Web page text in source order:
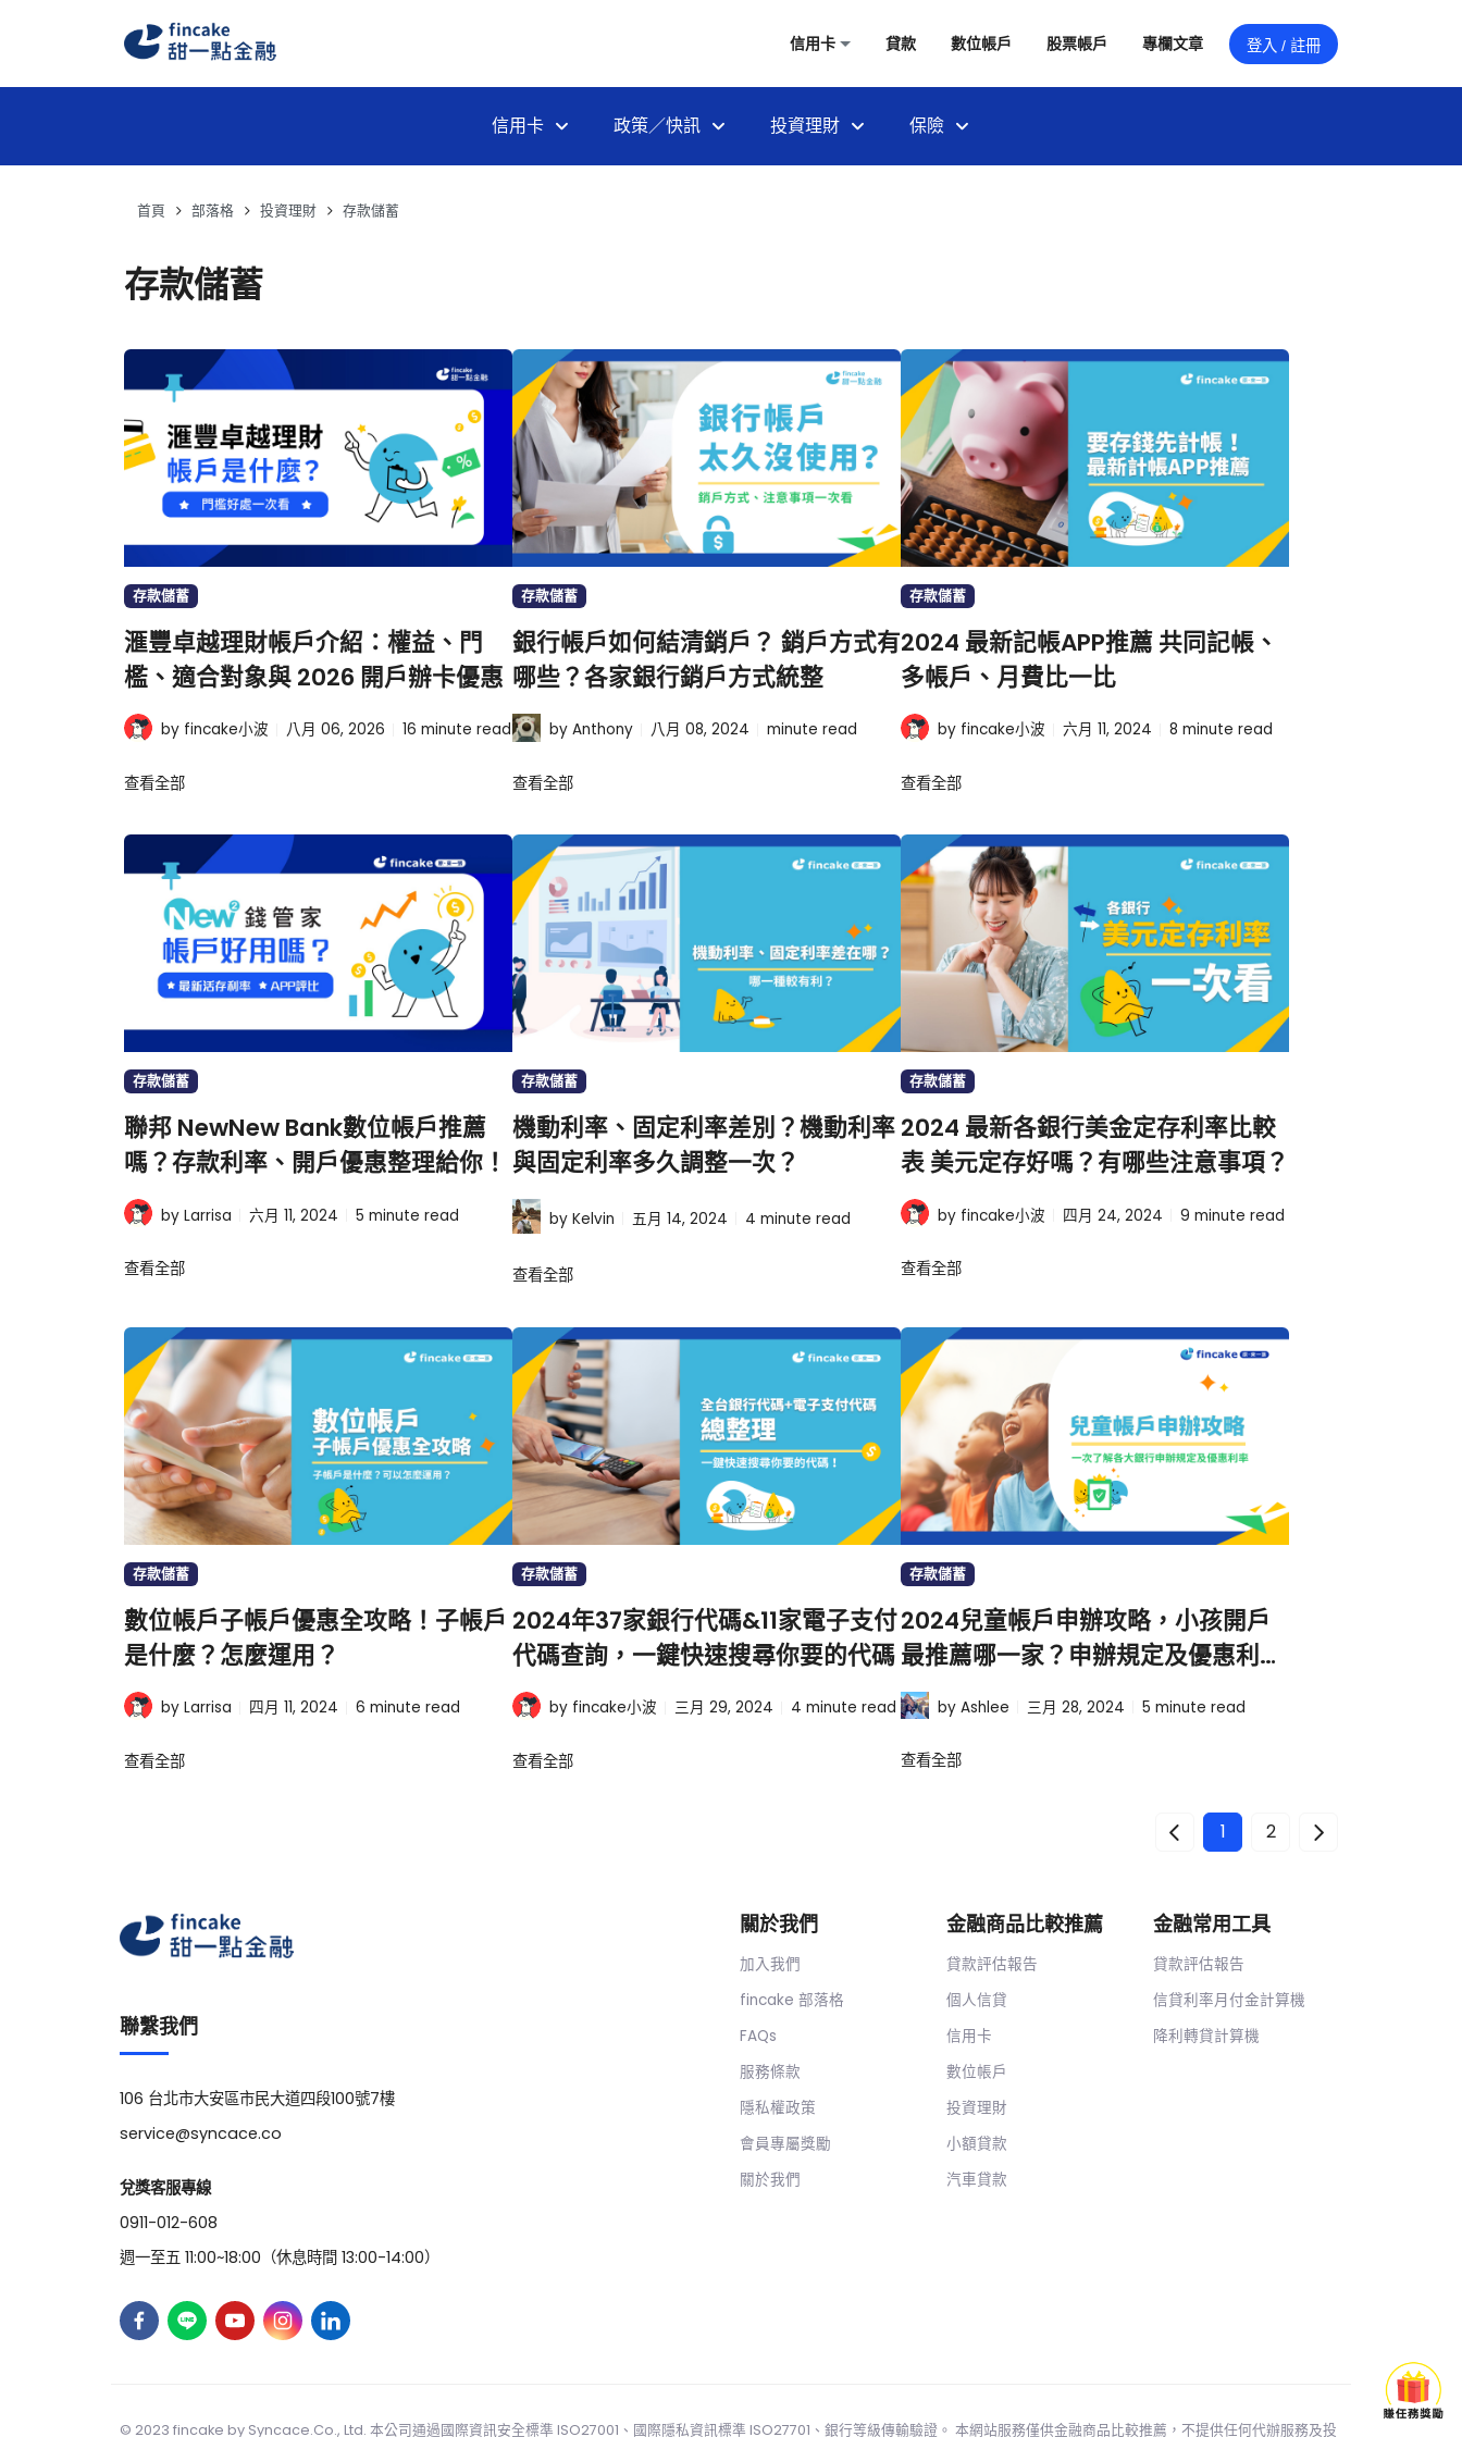
信用卡 貸款 數位帳戶 股票帳戶 專欄文章 登入 / 註冊
信用卡 政策／快訊 投資理財 保險
首頁 部落格 投資理財 存款儲蓄
存款儲蓄
存款儲蓄
滙豐卓越理財帳戶介紹：權益、門
檻、適合對象與 2026 開戶辦卡優惠
by fincake小波 八月 06, 2026 16 minute read
查看全部
存款儲蓄
銀行帳戶如何結清銷戶？ 銷戶方式有
哪些？各家銀行銷戶方式統整
by Anthony 八月 08, 2024 minute read
查看全部
存款儲蓄
2024 最新記帳APP推薦 共同記帳、
多帳戶、月費比一比
by fincake小波 六月 11, 2024 8 minute read
查看全部
存款儲蓄
聯邦 NewNew Bank數位帳戶推薦
嗎？存款利率、開戶優惠整理給你！
by Larrisa 六月 11, 2024 5 minute read
查看全部
存款儲蓄
機動利率、固定利率差別？機動利率
與固定利率多久調整一次？
by Kelvin 五月 14, 2024 4 minute read
查看全部
存款儲蓄
2024 最新各銀行美金定存利率比較
表 美元定存好嗎？有哪些注意事項？
by fincake小波 四月 24, 2024 9 minute read
查看全部
存款儲蓄
數位帳戶子帳戶優惠全攻略！子帳戶
是什麼？怎麼運用？
by Larrisa 四月 11, 2024 6 minute read
查看全部
存款儲蓄
2024年37家銀行代碼&11家電子支付
代碼查詢，一鍵快速搜尋你要的代碼
by fincake小波 三月 29, 2024 4 minute read
查看全部
存款儲蓄
2024兒童帳戶申辦攻略，小孩開戶
最推薦哪一家？申辦規定及優惠利率
一次看！
by Ashlee 三月 28, 2024 5 minute read
查看全部
1 2
聯繫我們
106 台北市大安區市民大道四段100號7樓
service@syncace.co
兌獎客服專線
0911-012-608
週一至五 11:00~18:00（休息時間 13:00-14:00）
關於我們
加入我們
fincake 部落格
FAQs
服務條款
隱私權政策
會員專屬獎勵
關於我們
金融商品比較推薦
貸款評估報告
個人信貸
信用卡
數位帳戶
投資理財
小額貸款
汽車貸款
金融常用工具
貸款評估報告
信貸利率月付金計算機
降利轉貸計算機
© 2023 fincake by Syncace.Co., Ltd. 本公司通過國際資訊安全標準 ISO27001、國際隱私資訊標準 ISO27701、銀行等級傳輸驗證。 本網站服務僅供金融商品比較推薦，不提供任何代辦服務及投